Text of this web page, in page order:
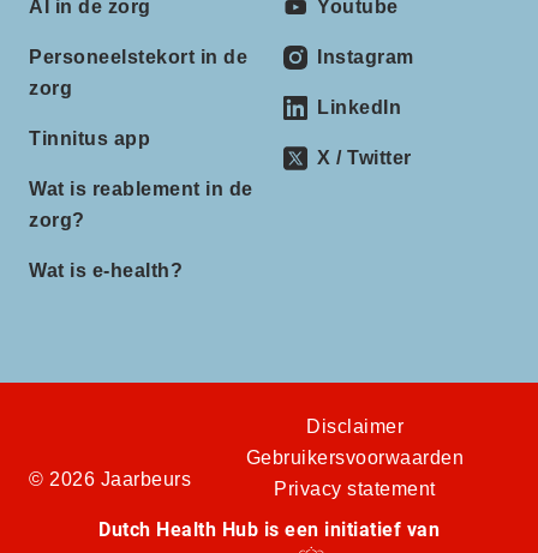
AI in de zorg
Personeelstekort in de
zorg
Tinnitus app
Wat is reablement in de
zorg?
Wat is e-health?
Youtube
Instagram
LinkedIn
X / Twitter
© 2026 Jaarbeurs
Disclaimer
Gebruikersvoorwaarden
Privacy statement
Dutch Health Hub is een initiatief van